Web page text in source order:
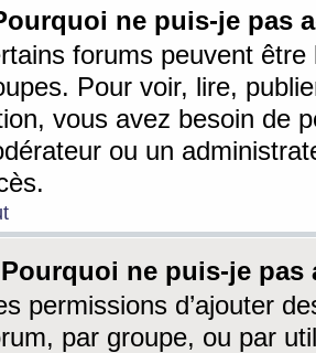
ne puis-je pas
forums peuvent être
Pour voir, lire,
vous avez besoin de
ou un
ne puis-je
permissions d’ajouter
par groupe, ou par